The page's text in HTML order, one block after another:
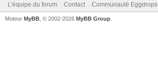
L’équipe du forum Contact Communauté Eggdrops
Moteur MyBB , © 2002-2026 MyBB Group